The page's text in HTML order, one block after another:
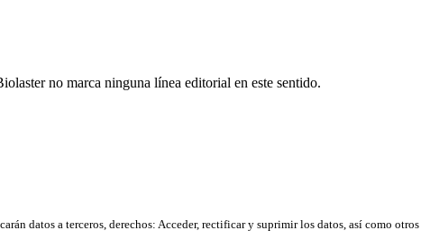
no marca ninguna línea editorial en este sentido.
datos a terceros, derechos: Acceder, rectificar y suprimir los datos, así como otros